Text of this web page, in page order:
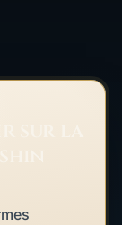
de Genshin